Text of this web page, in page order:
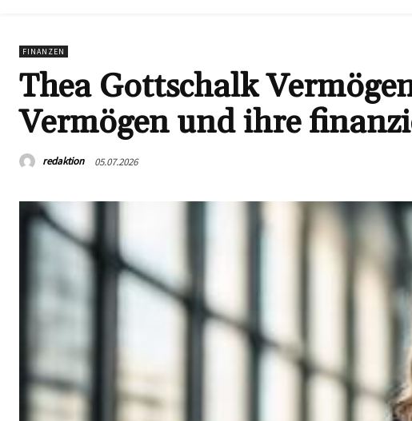
FINANZEN
Thea Gottschalk
Vermögen und ihre
redaktion 05.07.2026